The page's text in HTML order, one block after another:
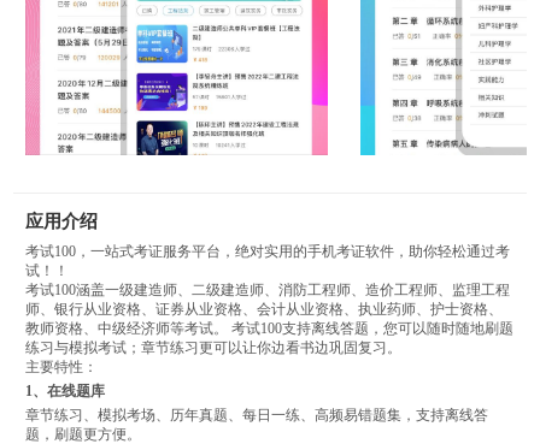
应用介绍
考试100，一站式考证服务平台，绝对实用的手机考证软件，助你轻松通过考
试！！
考试100涵盖一级建造师、二级建造师、消防工程师、造价工程师、监理工程
师、银行从业资格、证券从业资格、会计从业资格、执业药师、护士资格、
教师资格、中级经济师等考试。 考试100支持离线答题，您可以随时随地刷题
练习与模拟考试；章节练习更可以让你边看书边巩固复习。
主要特性：
1、在线题库
章节练习、模拟考场、历年真题、每日一练、高频易错题集，支持离线答
题，刷题更方便。